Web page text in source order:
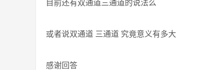
目前还有双通道三通道的说法么
或者说双通道 三通道 究竟意义有多大
感谢回答